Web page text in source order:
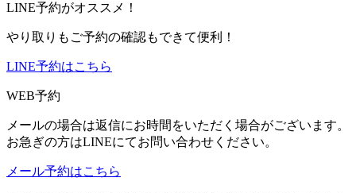
LINE予約がオススメ！
やり取りもご予約の確認もできて便利！
LINE予約はこちら
WEB予約
メールの場合は返信にお時間をいただく場合がございます。
お急ぎの方はLINEにてお問い合わせください。
メール予約はこちら